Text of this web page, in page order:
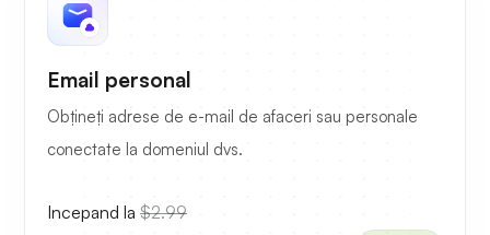
Email personal
Obțineți adrese de e-mail de afaceri sau personale
conectate la domeniul dvs.
Incepand la $2.99